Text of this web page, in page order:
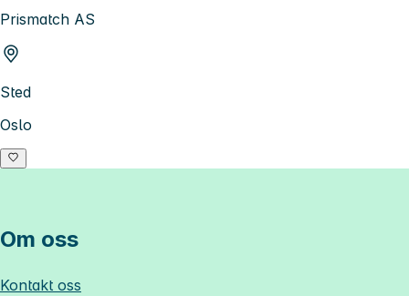
Prismatch AS
Sted
Oslo
Om oss
Kontakt oss